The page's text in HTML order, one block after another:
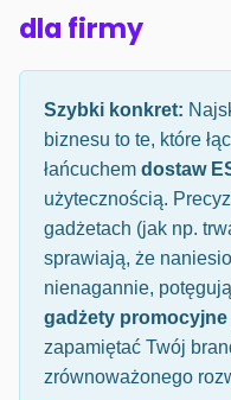
dla firmy
Szybki konkret:
biznesu to te, które
łańcuchem dostaw
użytecznością.
gadżetach (jak np.
sprawiają, że
nienagannie,
gadżety promocyjne
zapamiętać Twój
zrównoważonego